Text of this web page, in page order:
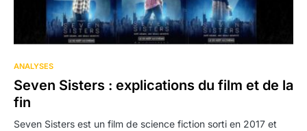
ANALYSES
Seven Sisters : explications du film et de la
fin
Seven Sisters est un film de science fiction sorti en 2017 et